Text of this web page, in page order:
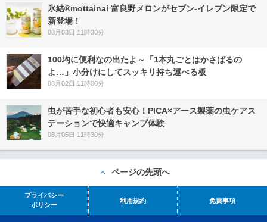
氷結®mottainai 富良野メロンがセブン‐イレブン限定で
新登場！
08月03日 11時30分
100均に便利なの出たよ～「1本丸ごとはかさばるの
よ…」小分けにしてスッキリ持ち運べる板
08月02日 11時00分
虫が苦手な初心者も安心！PICA×アース製薬の虫ケアス
テーションで快適キャンプ体験
08月05日 11時30分
ページの先頭へ
プライバシー
ポリシー
利用規約 免責事項